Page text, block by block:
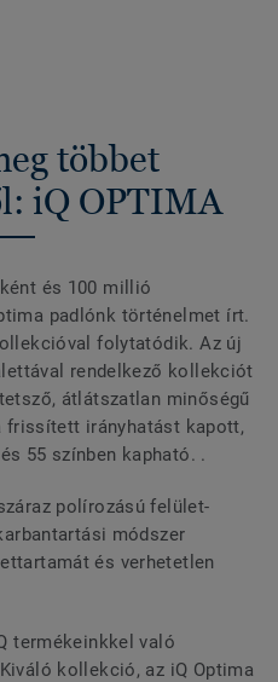
többet
iQ OPTIMA
és 100 millió
padlónk történelmet írt.
folytatódik. Az új
rendelkező kollekciót
átlátszatlan minőségű
frissített irányhatást kapott,
55 színben kapható. .
polírozású felület-
módszer
és verhetetlen
termékeinkkel való
kollekció, az iQ Optima